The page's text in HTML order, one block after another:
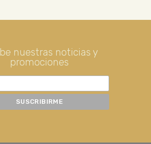
nuestras noticias y
promociones